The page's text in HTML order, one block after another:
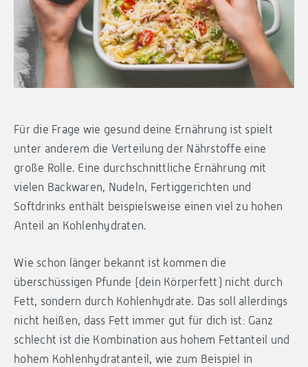
Für die Frage wie gesund deine Ernährung ist spielt
unter anderem die Verteilung der Nährstoffe eine
große Rolle. Eine durchschnittliche Ernährung mit
vielen Backwaren, Nudeln, Fertiggerichten und
Softdrinks enthält beispielsweise einen viel zu hohen
Anteil an Kohlenhydraten.
Wie schon länger bekannt ist kommen die
überschüssigen Pfunde (dein Körperfett) nicht durch
Fett, sondern durch Kohlenhydrate. Das soll allerdings
nicht heißen, dass Fett immer gut für dich ist: Ganz
schlecht ist die Kombination aus hohem Fettanteil und
hohem Kohlenhydratanteil, wie zum Beispiel in